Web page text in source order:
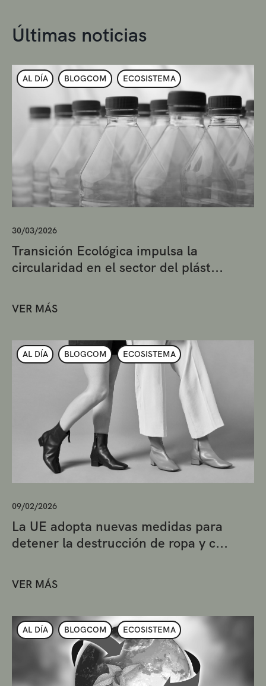
Últimas noticias
AL DÍA BLOGCOM ECOSISTEMA
30/03/2026
Transición Ecológica impulsa la
circularidad en el sector del plást...
VER MÁS
AL DÍA BLOGCOM ECOSISTEMA
09/02/2026
La UE adopta nuevas medidas para
detener la destrucción de ropa y c...
VER MÁS
AL DÍA BLOGCOM ECOSISTEMA